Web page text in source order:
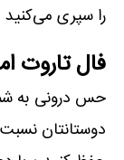
را سپری می‌کنید
فال تاروت
حس درونی به
دوستانتان